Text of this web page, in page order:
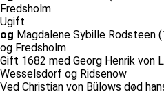
Fredsholm
Ugift
og Magdalene Sybille Rodsteen
og Fredsholm
Gift 1682 med Georg Henrik von
Wesselsdorf og Ridsenow
Ved Christian von Bülows død